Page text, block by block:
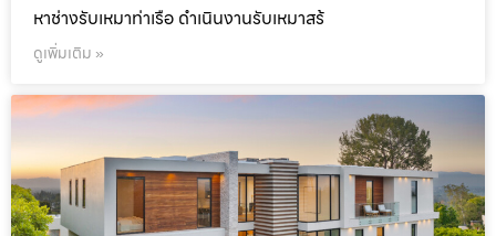
หาช่างรับเหมาท่าเรือ ดำเนินงานรับเหมาสร้
ดูเพิ่มเติม »